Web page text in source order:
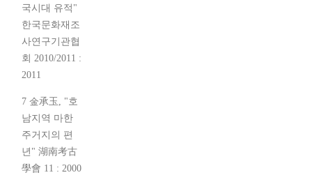
국시대 유적"
한국문화재조
사연구기관협
회 2010/2011 :
2011
7 金承玉, "호
남지역 마한
주거지의 편
년" 湖南考古
學會 11 : 2000